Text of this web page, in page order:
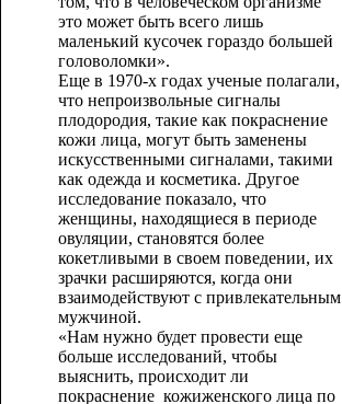
это может быть всего лишь
маленький кусочек гораздо большей
головоломки».
Еще в 1970-х годах ученые полагали,
что непроизвольные сигналы
плодородия, такие как покраснение
кожи лица, могут быть заменены
искусственными сигналами, такими
как одежда и косметика. Другое
исследование показало, что
женщины, находящиеся в периоде
овуляции, становятся более
кокетливыми в своем поведении, их
зрачки расширяются, когда они
взаимодействуют с привлекательным
мужчиной.
«Нам нужно будет провести еще
больше исследований, чтобы
выяснить, происходит ли
покраснение кожиженского лица по